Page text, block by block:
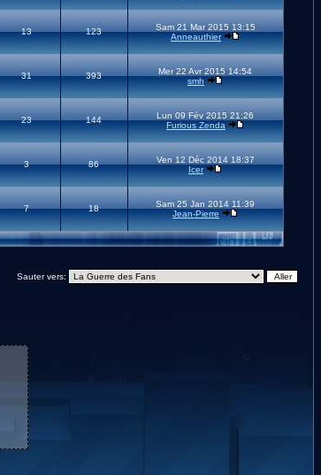
13 123
Sam 21 Mar 2015 13:15
Anneauthier
31 393
Mer 22 Avr 2015 14:54
smh
23 144
Lun 09 Fév 2015 21:26
Furious Zenda
3 86
Ven 12 Déc 2014 18:37
Icer
7 18
Sam 25 Jan 2014 11:39
Jean-Pierre
Sauter vers: